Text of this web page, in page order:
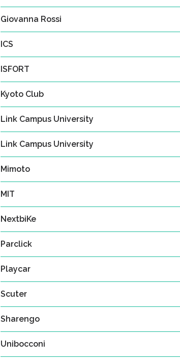
Giovanna Rossi
ICS
ISFORT
Kyoto Club
Link Campus University
Link Campus University
Mimoto
MIT
NextbiKe
Parclick
Playcar
Scuter
Sharengo
Unibocconi